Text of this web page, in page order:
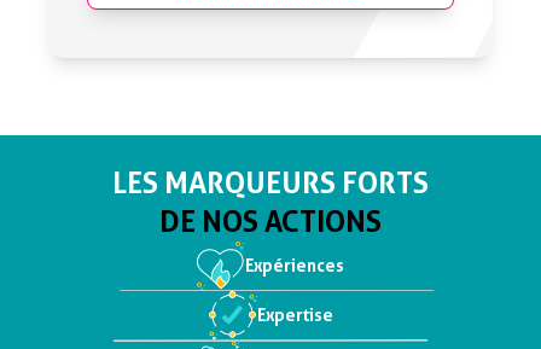
LES MARQUEURS FORTS
DE NOS ACTIONS
Expériences
Expertise